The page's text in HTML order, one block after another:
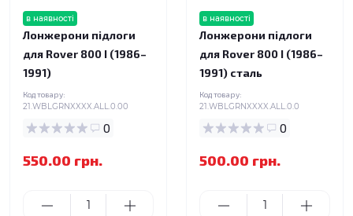
в наявності
Лонжерони підлоги
для Rover 800 I (1986–
1991)
Код товару:
21.WBLGRNXXXX.ALL.0.00
0
550.00 грн.
в наявності
Лонжерони підлоги
для Rover 800 I (1986–
1991) сталь
Код товару:
21.WBLGRNXXXX.ALL.0.0
0
500.00 грн.